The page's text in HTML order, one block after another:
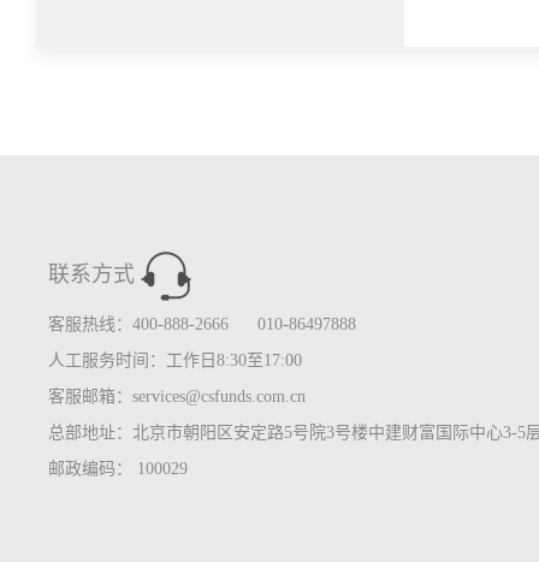
联系方式
客服热线：400-888-2666 010-86497888
人工服务时间：工作日8:30至17:00
客服邮箱：services@csfunds.com.cn
总部地址：北京市朝阳区安定路5号院3号楼中建财富国际中心3-5
邮政编码： 100029